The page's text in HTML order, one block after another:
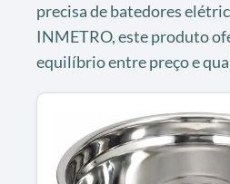
precisa de batedores
INMETRO, este produto
equilíbrio entre preço e